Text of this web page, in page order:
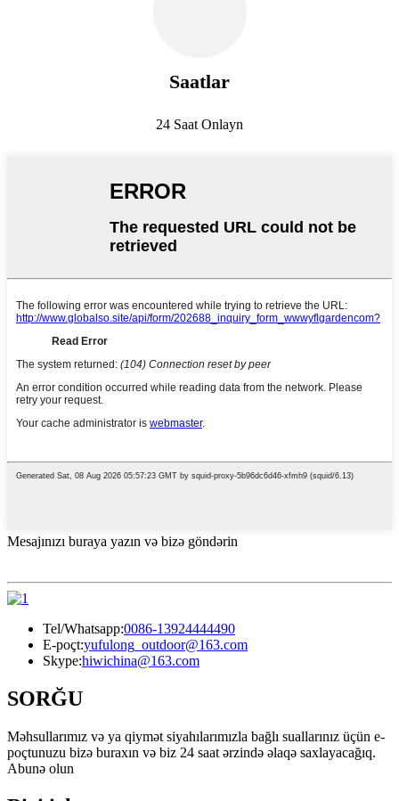
Saatlar
24 Saat Onlayn
Mesajınızı buraya yazın və bizə göndərin
Tel/Whatsapp:0086-13924444490
E-poçt:yufulong_outdoor@163.com
Skype:hiwichina@163.com
SORĞU
Məhsullarımız və ya qiymət siyahılarımızla bağlı suallarınız üçün e-
poçtunuzu bizə buraxın və biz 24 saat ərzində əlaqə saxlayacağıq.
Abunə olun